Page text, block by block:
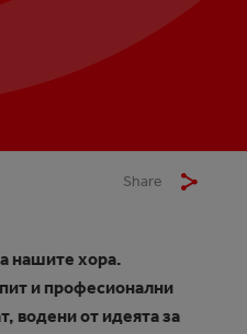
Share
нашите хора.
и професионални
водени от идеята за